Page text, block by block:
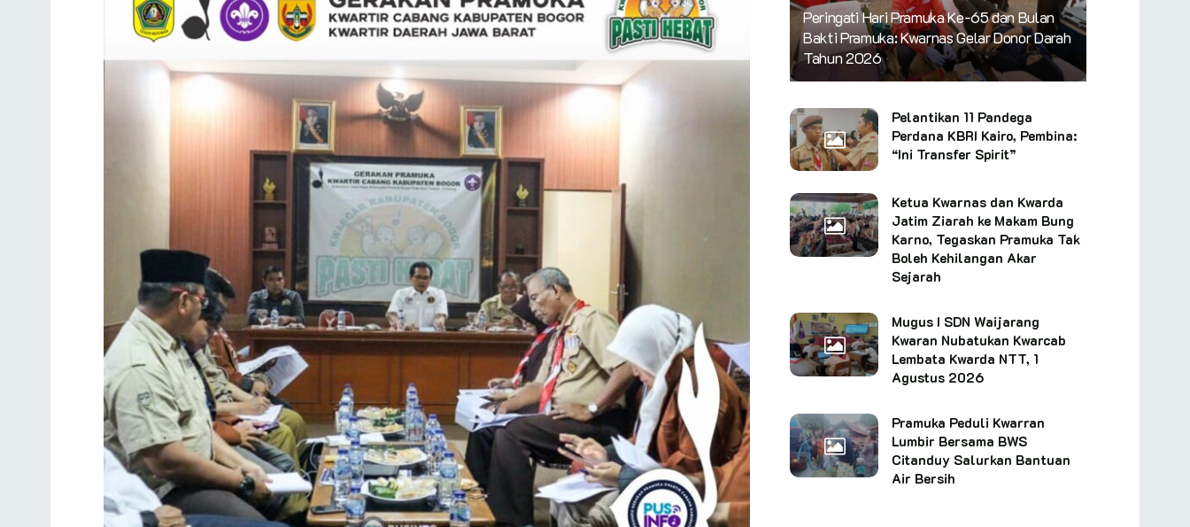
Peringati Hari Pramuka Ke-65 dan Bulan
Bakti Pramuka: Kwarnas Gelar Donor Darah
Tahun 2026
Pelantikan 11 Pandega
Perdana KBRI Kairo, Pembina:
“Ini Transfer Spirit”
Ketua Kwarnas dan Kwarda
Jatim Ziarah ke Makam Bung
Karno, Tegaskan Pramuka Tak
Boleh Kehilangan Akar
Sejarah
Mugus I SDN Waijarang
Kwaran Nubatukan Kwarcab
Lembata Kwarda NTT, 1
Agustus 2026
Pramuka Peduli Kwarran
Lumbir Bersama BWS
Citanduy Salurkan Bantuan
Air Bersih